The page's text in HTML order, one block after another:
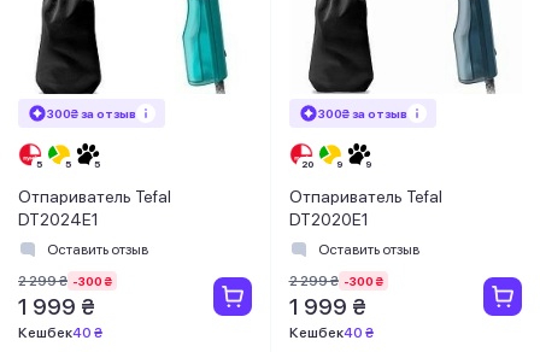
300₴ за отзыв
Отпариватель Tefal
DT2024E1
Оставить отзыв
2 299 ₴ -300 ₴
1 999 ₴
Кешбек40 ₴
300₴ за отзыв
Отпариватель Tefal
DT2020E1
Оставить отзыв
2 299 ₴ -300 ₴
1 999 ₴
Кешбек40 ₴